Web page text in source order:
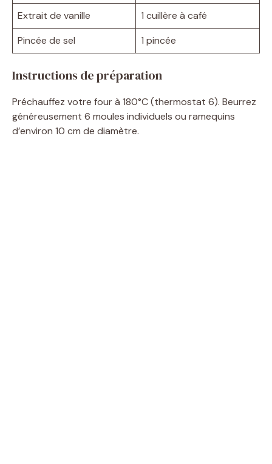
Extrait de vanille
1 cuillère à café
Pincée de sel
1 pincée
Instructions de préparation
Préchauffez votre four à 180°C (thermostat 6). Beurrez
généreusement 6 moules individuels ou ramequins
d’environ 10 cm de diamètre.